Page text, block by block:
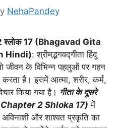
NehaPandey
श्लोक 17 (Bhagavad Gita
Hindi): श्रीमद्भगवद्गीता हिंदू
जीवन के विभिन्न पहलुओं पर गहन
है। इसमें आत्मा, शरीर, कर्म,
किया गया है। गीता के दूसरे
Chapter 2 Shloka 17) में
और शाश्वत प्रकृति का